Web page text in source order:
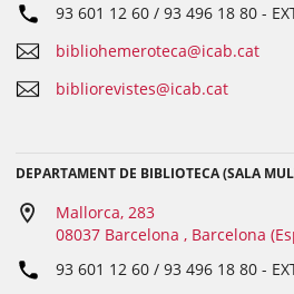
93 601 12 60 / 93 496 18 80 -
bibliohemeroteca@icab.cat
bibliorevistes@icab.cat
DEPARTAMENT DE BIBLIOTECA (SALA
Mallorca, 283
08037 Barcelona , Barcelona
93 601 12 60 / 93 496 18 80 -